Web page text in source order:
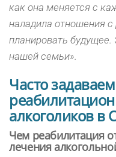
как она меняется с
наладила отношения
планировать
нашей семьи».
Часто
алкоголиков в
Чем реабилитация
лечения